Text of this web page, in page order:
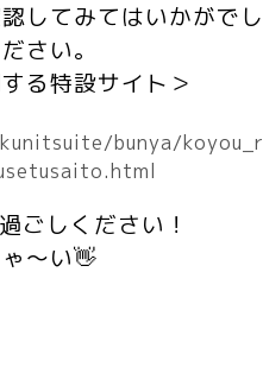
してみてはいかがでし
さい。
る特設サイト＞
bunya/
ごしください！
～い👋